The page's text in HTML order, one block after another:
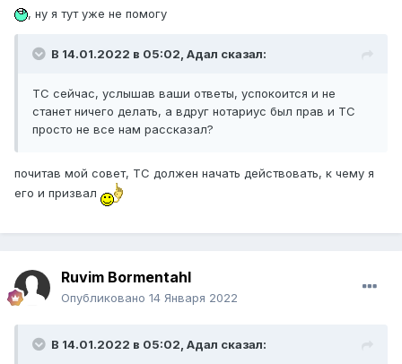
, ну я тут уже не помогу
В 14.01.2022 в 05:02, Адал сказал:
ТС сейчас, услышав ваши ответы, успокоится и не
станет ничего делать, а вдруг нотариус был прав и ТС
просто не все нам рассказал?
почитав мой совет, ТС должен начать действовать, к чему я
его и призвал
Ruvim Bormentahl
Опубликовано 14 Января 2022
В 14.01.2022 в 05:02, Адал сказал: